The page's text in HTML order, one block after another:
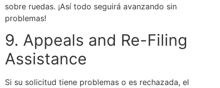
sobre ruedas. ¡Así todo seguirá avanzando sin
problemas!
9. Appeals and Re-Filing
Assistance
Si su solicitud tiene problemas o es rechazada, el